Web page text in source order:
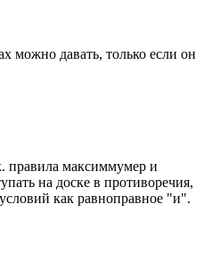
можно давать, только если он
правила максиммумер и
на доске в противоречия,
как равноправное "и".